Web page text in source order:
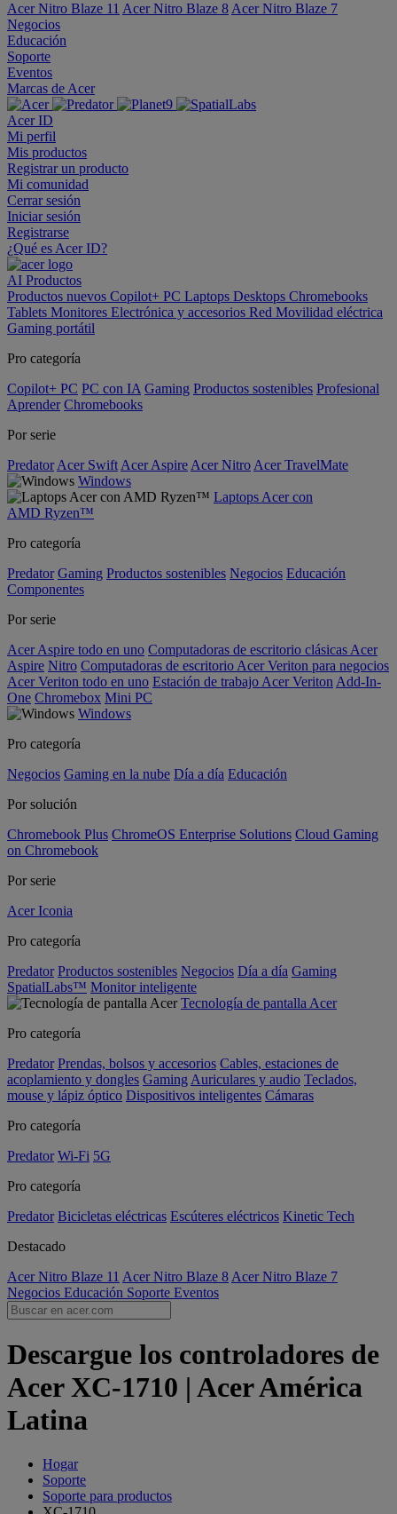
Acer Nitro Blaze 11 Acer Nitro Blaze 8 Acer Nitro Blaze 7
Negocios
Educación
Soporte
Eventos
Marcas de Acer
Acer ID
Mi perfil
Mis productos
Registrar un producto
Mi comunidad
Cerrar sesión
Iniciar sesión
Registrarse
¿Qué es Acer ID?
AI Productos
Productos nuevos Copilot+ PC Laptops Desktops Chromebooks
Tablets Monitores Electrónica y accesorios Red Movilidad eléctrica
Gaming portátil
Pro categoría
Copilot+ PC PC con IA Gaming Productos sostenibles Profesional
Aprender Chromebooks
Por serie
Predator Acer Swift Acer Aspire Acer Nitro Acer TravelMate
Windows
Laptops Acer con
AMD Ryzen™
Pro categoría
Predator Gaming Productos sostenibles Negocios Educación
Componentes
Por serie
Acer Aspire todo en uno Computadoras de escritorio clásicas Acer
Aspire Nitro Computadoras de escritorio Acer Veriton para negocios
Acer Veriton todo en uno Estación de trabajo Acer Veriton Add-In-
One Chromebox Mini PC
Windows
Pro categoría
Negocios Gaming en la nube Día a día Educación
Por solución
Chromebook Plus ChromeOS Enterprise Solutions Cloud Gaming
on Chromebook
Por serie
Acer Iconia
Pro categoría
Predator Productos sostenibles Negocios Día a día Gaming
SpatialLabs™ Monitor inteligente
Tecnología de pantalla Acer
Pro categoría
Predator Prendas, bolsos y accesorios Cables, estaciones de
acoplamiento y dongles Gaming Auriculares y audio Teclados,
mouse y lápiz óptico Dispositivos inteligentes Cámaras
Pro categoría
Predator Wi-Fi 5G
Pro categoría
Predator Bicicletas eléctricas Escúteres eléctricos Kinetic Tech
Destacado
Acer Nitro Blaze 11 Acer Nitro Blaze 8 Acer Nitro Blaze 7
Negocios Educación Soporte Eventos
Descargue los controladores de
Acer XC-1710 | Acer América
Latina
Hogar
Soporte
Soporte para productos